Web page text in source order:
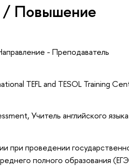
/ Повышение
- Преподаватель
TEFL and TESOL Training
Учитель английского
при проведении
полного образования